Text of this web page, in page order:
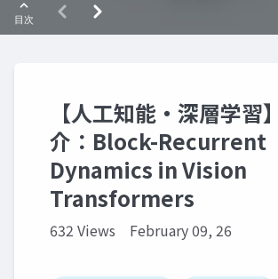
【人工知能・深層学習
介：Block-Recurrent
Dynamics in Vision
Transformers
632 Views February 09, 26